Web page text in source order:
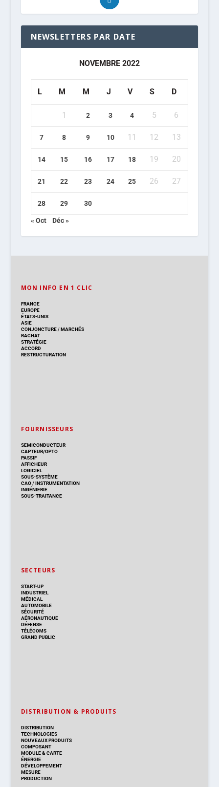
NEWSLETTERS PAR DATE
NOVEMBRE 2022
L M M J V S D
1 2 3 4 5 6
7 8 9 10 11 12 13
14 15 16 17 18 19 20
21 22 23 24 25 26 27
28 29 30
« Oct Déc »
MON INFO EN 1 CLIC
FRANCE
EUROPE
ÉTATS-UNIS
ASIE
CONJONCTURE/MARCHÉS
RACHAT
STRATÉGIE
ACCORD
RESTRUCTURATION
FOURNISSEURS
SEMICONDUCTEUR
CAPTEUR/OPTO
PASSIF
AFFICHEUR
LOGICIEL
SOUS-SYSTÈME
CAO/INSTRUMENTATION
INGÉNIERIE
SOUS-TRAITANCE
SECTEURS
START-UP
INDUSTRIEL
MÉDICAL
AUTOMOBILE
SÉCURITÉ
AÉRONAUTIQUE
DÉFENSE
TÉLÉCOMS
GRAND PUBLIC
DISTRIBUTION & PRODUITS
DISTRIBUTION
TECHNOLOGIES
NOUVEAUX PRODUITS
COMPOSANT
MODULE & CARTE
ÉNERGIE
DÉVELOPPEMENT
MESURE
PRODUCTION